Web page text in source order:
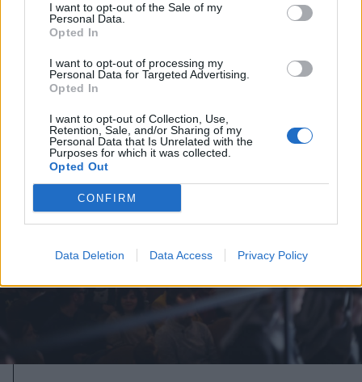
I want to opt-out of the Sale of my
Personal Data.
Opted In
I want to opt-out of processing my
Personal Data for Targeted Advertising.
Opted In
I want to opt-out of Collection, Use,
Retention, Sale, and/or Sharing of my
Personal Data that Is Unrelated with the
Purposes for which it was collected.
Opted Out
CONFIRM
Data Deletion Data Access Privacy Policy
2026. május 07., csütörtök
Megérkezik végre az aranyat érő
májusi eső Erdélybe